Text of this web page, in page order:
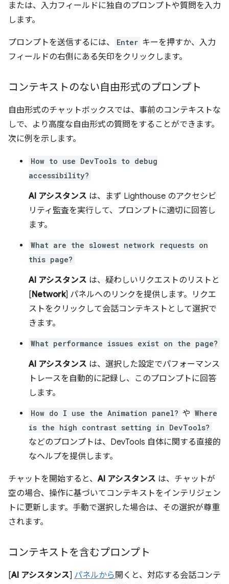
または、入力フィールドに独自のプロンプトや質問を入力
します。
プロンプトを送信するには、 Enter キーを押すか、入力
フィールドの右側にある矢印をクリックします。
コンテキストのない自由形式のプロンプト
自由形式のチャットボックスでは、事前のコンテキストな
しで、より高度な自由形式の質問をすることができます。
次に例を示します。
How to use DevTools to debug
accessibility?
AI アシスタンス は、まず Lighthouse のアクセシビ
リティ監査を実行して、プロンプトに適切に回答し
ます。
What are the slowest network requests on
this page?
AI アシスタンス は、疑わしいリクエストのリストと
[Network] パネルへのリンクを提供します。リクエ
ストをクリックして会話コンテキストとして選択で
きます。
What performance issues exist on the page?
AI アシスタンス は、選択した設定でパフォーマンス
トレースを自動的に記録し、このプロンプトに回答
します。
How do I use the Animation panel? や Where
is the high contrast setting in DevTools?
などのプロンプトは、DevTools 自体に関する直接的
なヘルプを提供します。
チャットを開始すると、AI アシスタンス は、チャットが
空の場合、操作に基づいてコンテキストをインテリジェン
トに更新します。手動で選択した場合は、その選択が尊重
されます。
コンテキストを含むプロンプト
[AI アシスタンス] パネルから 開くと、対応する会話コンテ